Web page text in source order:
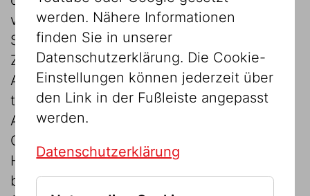
verschiedene alltägliche und skurrile
Situationen. So unbeschwert die
Zeichnungen wirken, so ernsthaft ist ihre
Aussage: Islam, Christentum und Judentum
teilen trotz der unterschiedlichen
Auslegung der Schriften eine gemeinsame
Geschichte. Ihre Wünsche, Träume und
Hoffnungen liegen letztendlich ganz nah
beieinander.
werden. Nähere Informationen
finden Sie in unserer
Datenschutzerklärung. Die Cookie-
Einstellungen können jederzeit über
den Link in der Fußleiste angepasst
werden.
Datenschutzerklärung